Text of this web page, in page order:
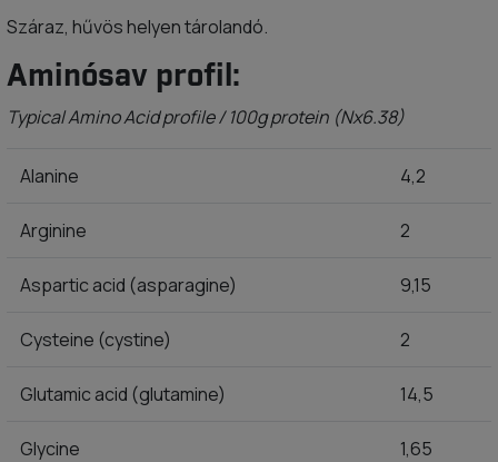
Száraz, hűvös helyen tárolandó.
Aminósav profil:
Typical Amino Acid profile / 100g protein (Nx6.38)
Alanine 4,2
Arginine 2
Aspartic acid (asparagine) 9,15
Cysteine (cystine) 2
Glutamic acid (glutamine) 14,5
Glycine 1,65